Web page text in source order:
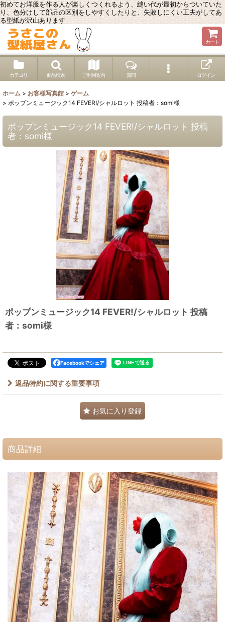
初めてお洋服を作る人が楽しくつくれるよう、縫い代が最初からついていた
り、色分けして部品の区別をしやすくしたりと、失敗しにくい工夫がしてあ
る型紙が沢山あります
カート
カテゴリ 商品検索 ご利用案内 質問 ログイン
ホーム > お客様写真館 > ゲーム
> ポップンミュージック14 FEVER!/シャルロット 投稿者：somi様
ポップンミュージック14 FEVER!/シャルロット 投稿
者：somi様
ポップンミュージック14 FEVER!/シャルロット 投稿
者：somi様
Facebookでシェア
返品特約に関する重要事項
お気に入り登録
商品詳細